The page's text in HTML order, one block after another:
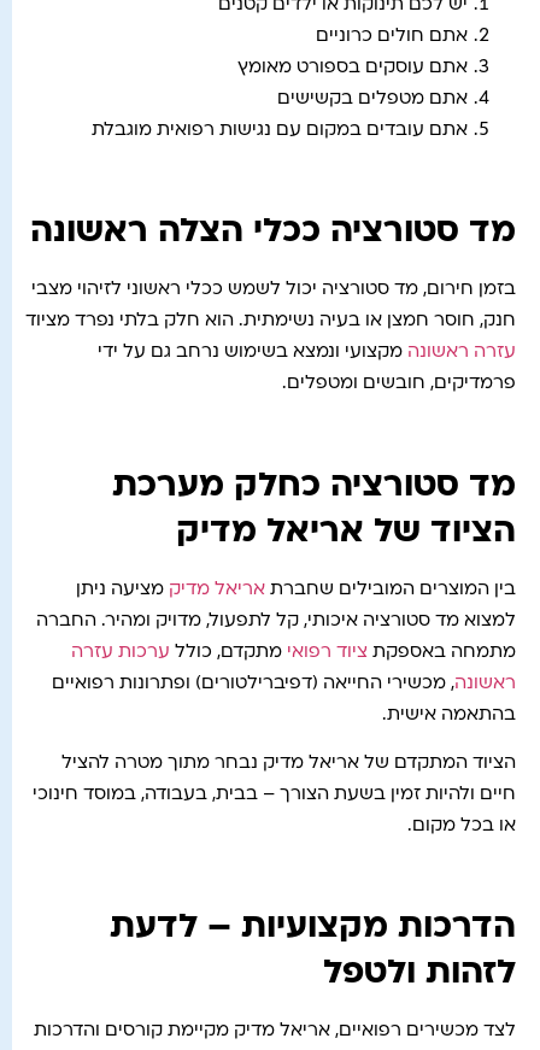
יש לכם תינוקות או ילדים קטנים
אתם חולים כרוניים
אתם עוסקים בספורט מאומץ
אתם מטפלים בקשישים
אתם עובדים במקום עם נגישות רפואית מוגבלת
מד סטורציה ככלי הצלה ראשונה
בזמן חירום, מד סטורציה יכול לשמש ככלי ראשוני לזיהוי מצבי
חנק, חוסר חמצן או בעיה נשימתית. הוא חלק בלתי נפרד מציוד
עזרה ראשונה מקצועי ונמצא בשימוש נרחב גם על ידי
פרמדיקים, חובשים ומטפלים.
מד סטורציה כחלק מערכת
הציוד של אריאל מדיק
בין המוצרים המובילים שחברת אריאל מדיק מציעה ניתן
למצוא מד סטורציה איכותי, קל לתפעול, מדויק ומהיר. החברה
מתמחה באספקת ציוד רפואי מתקדם, כולל ערכות עזרה
ראשונה, מכשירי החייאה (דפיברילטורים) ופתרונות רפואיים
בהתאמה אישית.
הציוד המתקדם של אריאל מדיק נבחר מתוך מטרה להציל
חיים ולהיות זמין בשעת הצורך – בבית, בעבודה, במוסד חינוכי
או בכל מקום.
הדרכות מקצועיות – לדעת
לזהות ולטפל
לצד מכשירים רפואיים, אריאל מדיק מקיימת קורסים והדרכות